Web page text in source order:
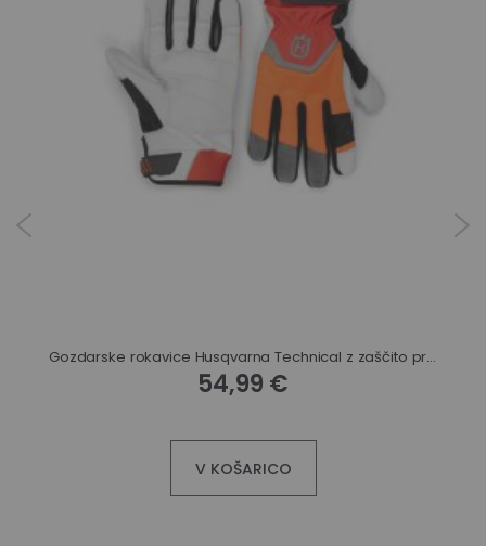
Gozdarske rokavice Husqvarna Technical z zaščito proti urezu
54,99 €
V KOŠARICO